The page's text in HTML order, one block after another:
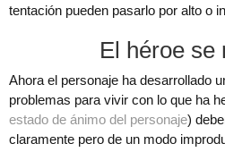
tentación pueden pasarlo por alto o
El héroe se
Ahora el personaje ha desarrollado
problemas para vivir con lo que ha
estado de ánimo del personaje)
claramente pero de un modo